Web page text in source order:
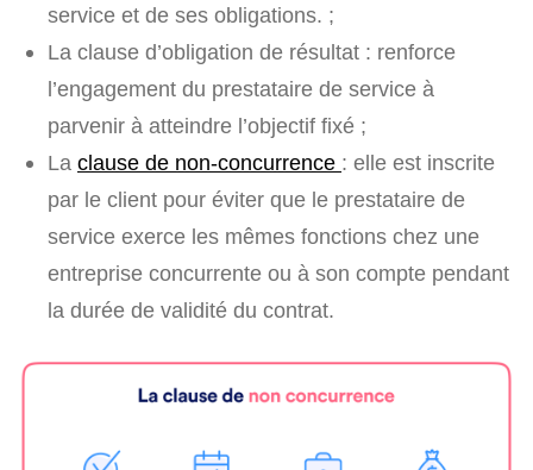
service et de ses obligations. ;
La clause d’obligation de résultat : renforce
l’engagement du prestataire de service à
parvenir à atteindre l’objectif fixé ;
La clause de non-concurrence : elle est inscrite
par le client pour éviter que le prestataire de
service exerce les mêmes fonctions chez une
entreprise concurrente ou à son compte pendant
la durée de validité du contrat.